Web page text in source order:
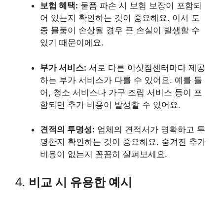
보험 혜택: 물품 파손 시 보험 보장이 포함되
어 있는지 확인하는 것이 중요해요. 이사 도
중 물품이 손상될 경우 큰 손실이 발생할 수
있기 때문이에요.
부가 서비스: 서로 다른 이삿짐센터마다 제공
하는 부가 서비스가 다를 수 있어요. 예를 들
어, 청소 서비스나 가구 조립 서비스 등이 포
함되면 추가 비용이 발생할 수 있어요.
견적의 투명성: 업체의 견적서가 명확하고 투
명한지 확인하는 것이 중요해요. 숨겨진 추가
비용이 없는지 꼼꼼히 살펴보세요.
4. 비교 시 유용한 예시